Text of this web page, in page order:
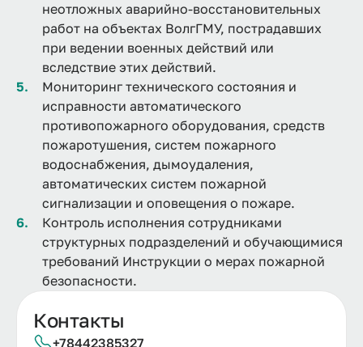
неотложных аварийно-восстановительных
работ на объектах ВолгГМУ, пострадавших
при ведении военных действий или
вследствие этих действий.
Мониторинг технического состояния и
исправности автоматического
противопожарного оборудования, средств
пожаротушения, систем пожарного
водоснабжения, дымоудаления,
автоматических систем пожарной
сигнализации и оповещения о пожаре.
Контроль исполнения сотрудниками
структурных подразделений и обучающимися
требований Инструкции о мерах пожарной
безопасности.
Контакты
+78442385327